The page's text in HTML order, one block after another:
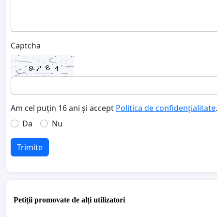
Captcha
Am cel puțin 16 ani și accept Politica de confidențialitate.
Da
Nu
Trimite
Petiții promovate de alți utilizatori